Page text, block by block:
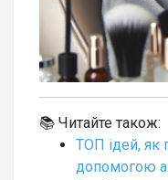
📚 Читайте також:
ТОП ідей, як
допомогою